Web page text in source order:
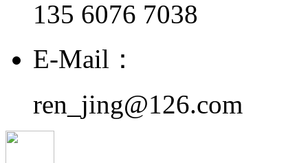
135 6076 7038
E-Mail：
ren_jing@126.com